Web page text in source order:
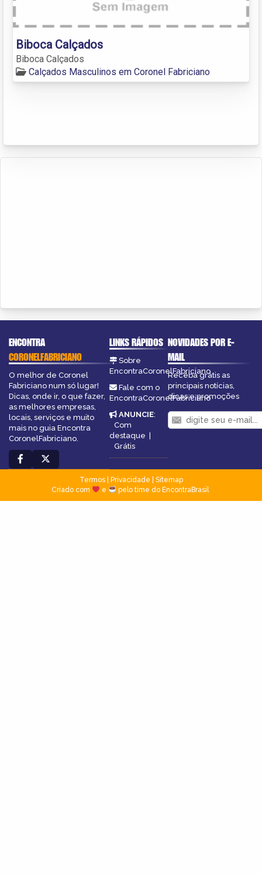
Biboca Calçados
Biboca Calçados
Calçados Masculinos em Coronel Fabriciano
ENCONTRA
CORONELFABRICIANO
O melhor de Coronel
Fabriciano num só lugar!
Dicas, onde ir, o que fazer,
as melhores empresas,
locais, serviços e muito
mais no guia Encontra
CoronelFabriciano.
LINKS RÁPIDOS
Sobre
EncontraCoronelFabriciano
Fale com o
EncontraCoronelFabriciano
ANUNCIE:
Com
destaque |
Grátis
NOVIDADES POR E-
MAIL
Receba grátis as
principais notícias,
dicas e promoções
Termos| Privacidade
Sitemap
Criado com
e pelo time do EncontraBrasil